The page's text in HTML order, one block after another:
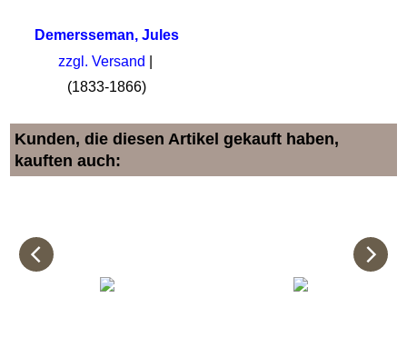
Demersseman, Jules
zzgl. Versand
(1833-1866)
Kunden, die diesen Artikel gekauft haben,
kauften auch: